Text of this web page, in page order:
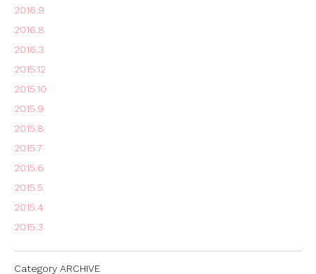
2016.9
2016.8
2016.3
2015.12
2015.10
2015.9
2015.8
2015.7
2015.6
2015.5
2015.4
2015.3
Category ARCHIVE